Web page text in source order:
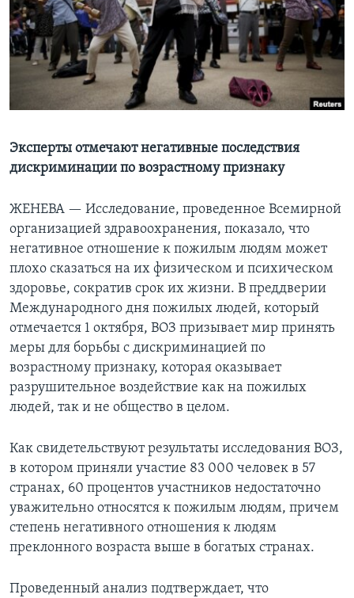
Learning English
СОЦИАЛЬНЫЕ СЕТИ
Языки
Эксперты отмечают негативные последствия
дискриминации по возрастному признаку
ЖЕНЕВА — Исследование, проведенное Всемирной
организацией здравоохранения, показало, что
негативное отношение к пожилым людям может
плохо сказаться на их физическом и психическом
здоровье, сократив срок их жизни. В преддверии
Международного дня пожилых людей, который
отмечается 1 октября, ВОЗ призывает мир принять
меры для борьбы с дискриминацией по
возрастному признаку, которая оказывает
разрушительное воздействие как на пожилых
людей, так и не общество в целом.
Как свидетельствуют результаты исследования ВОЗ,
в котором приняли участие 83 000 человек в 57
странах, 60 процентов участников недостаточно
уважительно относятся к пожилым людям, причем
степень негативного отношения к людям
преклонного возраста выше в богатых странах.
Проведенный анализ подтверждает, что